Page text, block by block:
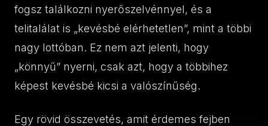
fogsz találkozni nyerőszelvénnyel, és a
telitalálat is „kevésbé elérhetetlen”, mint a többi
nagy lottóban. Ez nem azt jelenti, hogy
„könnyű” nyerni, csak azt, hogy a többihez
képest kevésbé kicsi a valószínűség.
Egy rövid összevetés, amit érdemes fejben